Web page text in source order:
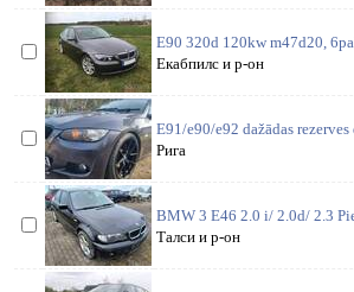
E90 320d 120kw m47d20,
Екабпилс и р-он
E91/e90/e92 dažādas
Рига
BMW 3 E46 2.0 i/ 2.0d/ 2.3
Талси и р-он